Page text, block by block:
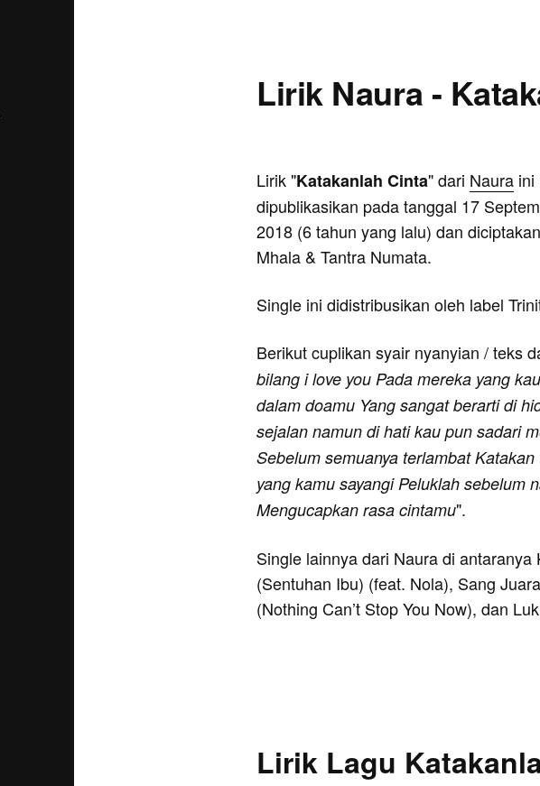
Lirik Naura -
Lirik "Katakanlah Cinta" dari Naura ini
dipublikasikan pada tanggal 17
2018 (6 tahun yang lalu) dan
Mhala & Tantra Numata.
Single ini didistribusikan oleh label
Berikut cuplikan syair nyanyian / teks
bilang i love you Pada mereka yang
dalam doamu Yang sangat berarti di
sejalan namun di hati kau pun sadari
Sebelum semuanya terlambat
yang kamu sayangi Peluklah sebelum
Mengucapkan rasa cintamu".
Single lainnya dari Naura di
(Sentuhan Ibu) (feat. Nola), Sang
(Nothing Can’t Stop You Now), dan
Lirik Lagu